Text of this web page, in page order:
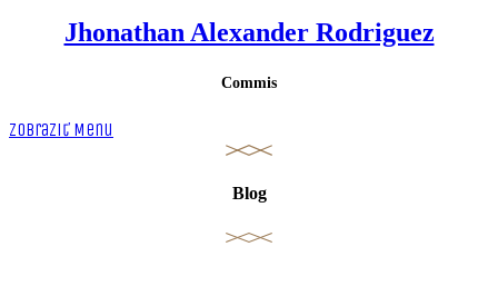
Jhonathan Alexander Rodriguez
Commis
Zobraziť Menu
Blog